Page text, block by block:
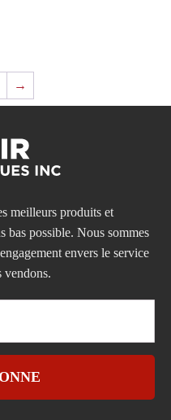
→
meilleurs produits et
bas possible. Nous sommes
envers le service
vendons.